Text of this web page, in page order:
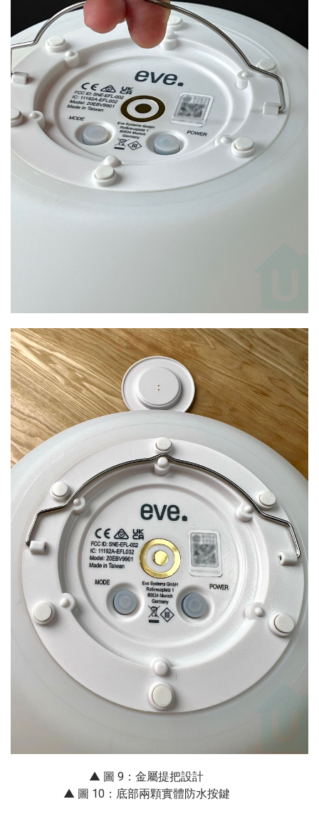
▲ 圖 9： 金屬提把設計
▲ 圖 10：底部兩顆實體防水按鍵